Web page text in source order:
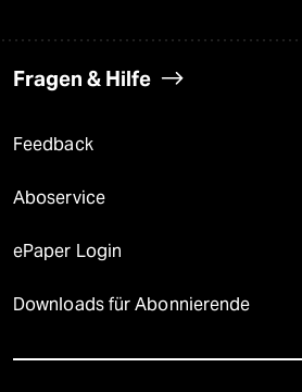
Fragen & Hilfe
Feedback
Aboservice
ePaper Login
Downloads für Abonnierende